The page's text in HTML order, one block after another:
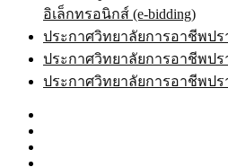
อิเล็กทรอนิกส์ (e-bidding)
ประกาศวิทยาลัยการอาชีพปร
ประกาศวิทยาลัยการอาชีพป
ประกาศวิทยาลัยการอาชีพป